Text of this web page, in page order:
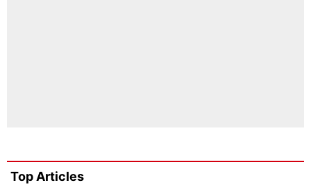
Top Articles